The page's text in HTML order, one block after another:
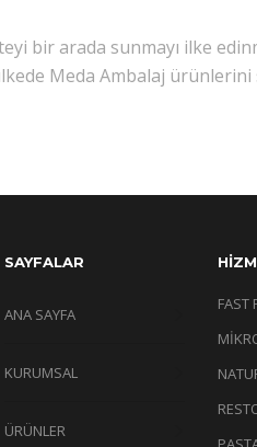
bir arada sunmayı ilke
Meda Ambalaj ürünlerini
SAYFALAR
ANA SAYFA
KURUMSAL
ÜRÜNLER
FAST